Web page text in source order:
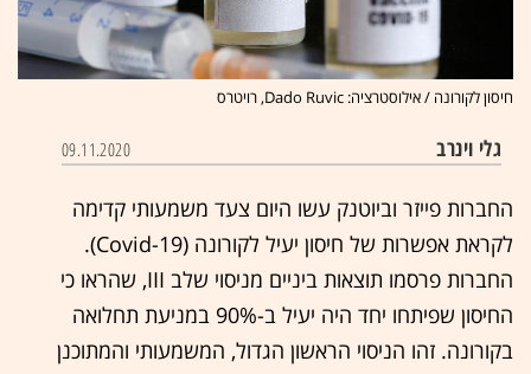
חיסון לקורונה / אילוסטרציה: Dado Ruvic, רויטרס
גלי וינרב 09.11.2020
החברות פייזר וביוטנק עשו היום צעד משמעותי קדימה
לקראת אפשרות של חיסון יעיל לקורונה (Covid-19).
החברות פרסמו תוצאות ביניים מניסוי שלב III, שהראו כי
החיסון שפיתחו יחד היה יעיל ב-90% במניעת תחלואה
בקורונה. זהו הניסוי הראשון הגדול, המשמעותי והמתוכנן